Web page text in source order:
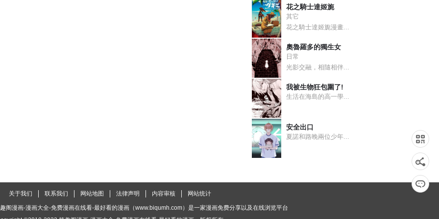
花之騎士達姬旎
其它
花之騎士達姬旎漫畫...
奧魯羅多的獨生女
日常
光影交融，相隨相伴...
我被生物狂包圍了!
生活在海島的高一學...
安全出口
夏諾和路晚兩位少年...
关于我们 联系我们 网站地图 法律声明 内容审核 网站统计
阁漫画-漫画大全-免费漫画在线看-最好看的漫画（www.biqumh.com）是一家漫画免费分享以及在线浏览平台